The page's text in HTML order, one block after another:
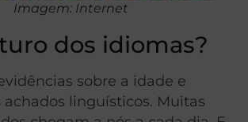
Imagem: Internet
dos idiomas?
sobre a idade e
achados linguísticos. Muitas